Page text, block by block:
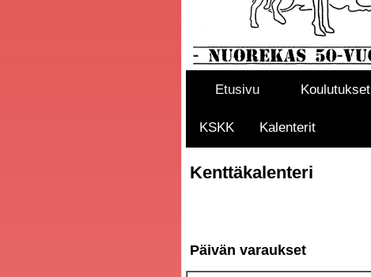
Etusivu Koulutukset
KSKK Kalenterit
Kenttäkalenteri
Päivän varaukset